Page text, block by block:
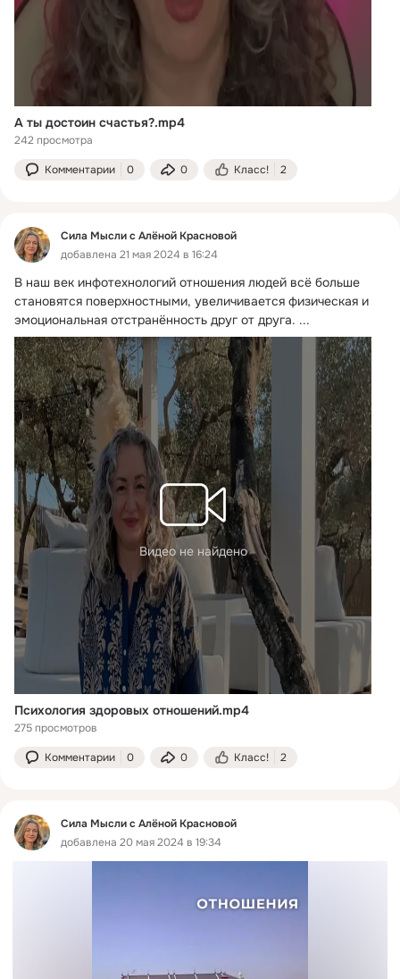
А ты достоин счастья?.mp4
242 просмотра
Комментарии 0 0 Класс! 2
Сила Мысли с Алёной Красновой
добавлена 21 мая 2024 в 16:24
В наш век инфотехнологий отношения людей всё больше
становятся поверхностными, увеличивается физическая и
эмоциональная отстранённость друг от друга. ...
Видео не найдено
Психология здоровых отношений.mp4
275 просмотров
Комментарии 0 0 Класс! 2
Сила Мысли с Алёной Красновой
добавлена 20 мая 2024 в 19:34